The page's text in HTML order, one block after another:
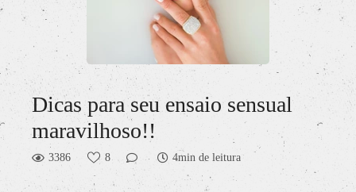
Dicas para seu ensaio sensual
maravilhoso!!
3386 8 4min de leitura